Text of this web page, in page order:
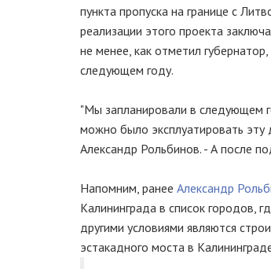
пункта пропуска на границе с
реализации этого проекта
не менее, как отметил
следующем году.
"Мы запланировали в следующем
можно было эксплуатировать эту
Александр Рольбинов. - А после
Напомним, ранее Александр
Калининграда в список городов,
другими условиями являются
эстакадного моста в